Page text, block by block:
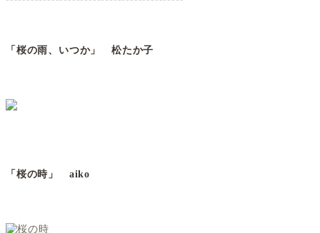
「桜の雨、いつか」 松たか子
「桜の時」 aiko